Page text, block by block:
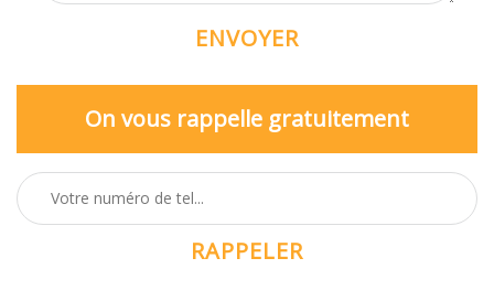
On vous rappelle gratuitement